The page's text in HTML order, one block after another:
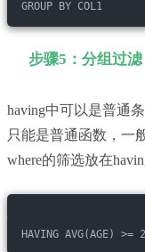
GROUP BY COL1
步骤5：分组过滤
having中可以是普通
只能是普通函数，一
where的筛选放在
HAVING AVG(AGE) >=